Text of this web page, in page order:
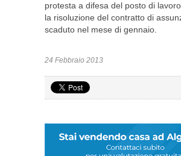
protesta a difesa del posto di
la risoluzione del contratto di
scaduto nel mese di gennaio.
24 Febbraio 2013